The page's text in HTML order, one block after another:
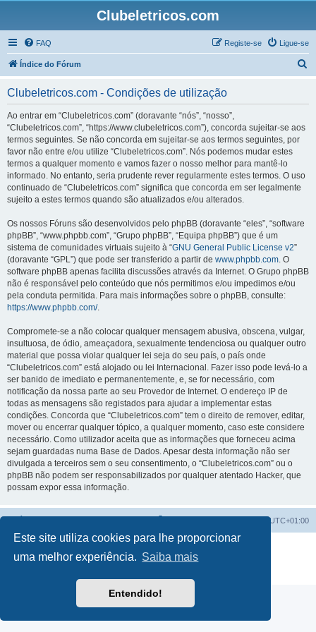
Este site utiliza cookies para lhe proporcionar
uma melhor experiência. Saiba mais
Entendido!
Clubeletricos.com
FAQ Ligue-se
Registe-se
Índice do Fórum
Clubeletricos.com - Condições de utilização
Ao entrar em “Clubeletricos.com” (doravante “nós”, “nosso”,
“Clubeletricos.com”, “https://www.clubeletricos.com”), concorda sujeitar-se aos
termos seguintes. Se não concorda em sujeitar-se aos termos seguintes, por
favor não entre e/ou utilize “Clubeletricos.com”. Nós podemos mudar estes
termos a qualquer momento e vamos fazer o nosso melhor para mantê-lo
informado. No entanto, seria prudente rever regularmente estes termos. O uso
continuado de “Clubeletricos.com” significa que concorda em ser legalmente
sujeito a estes termos quando são atualizados e/ou alterados.
Os nossos Fóruns são desenvolvidos pelo phpBB (doravante “eles”, “software
phpBB”, “www.phpbb.com”, “Grupo phpBB”, “Equipa phpBB”) que é um
sistema de comunidades virtuais sujeito à “GNU General Public License v2”
(doravante “GPL”) que pode ser transferido a partir de www.phpbb.com. O
software phpBB apenas facilita discussões através da Internet. O Grupo phpBB
não é responsável pelo conteúdo que nós permitimos e/ou impedimos e/ou
pela conduta permitida. Para mais informações sobre o phpBB, consulte:
https://www.phpbb.com/.
Compromete-se a não colocar qualquer mensagem abusiva, obscena, vulgar,
insultuosa, de ódio, ameaçadora, sexualmente tendenciosa ou qualquer outro
material que possa violar qualquer lei seja do seu país, o país onde
“Clubeletricos.com” está alojado ou lei Internacional. Fazer isso pode levá-lo a
ser banido de imediato e permanentemente, e, se for necessário, com
notificação da nossa parte ao seu Provedor de Internet. O endereço IP de
todas as mensagens são registados para ajudar a implementar estas
condições. Concorda que “Clubeletricos.com” tem o direito de remover, editar,
mover ou encerrar qualquer tópico, a qualquer momento, caso este considere
necessário. Como utilizador aceita que as informações que forneceu acima
sejam guardadas numa Base de Dados. Apesar desta informação não ser
divulgada a terceiros sem o seu consentimento, o “Clubeletricos.com” ou o
phpBB não podem ser responsabilizados por qualquer atentado Hacker, que
possam expor essa informação.
UTC+01:00
phpBB
® Forum Software © phpBB Limited
Traduzido por:
phpBB Portugal